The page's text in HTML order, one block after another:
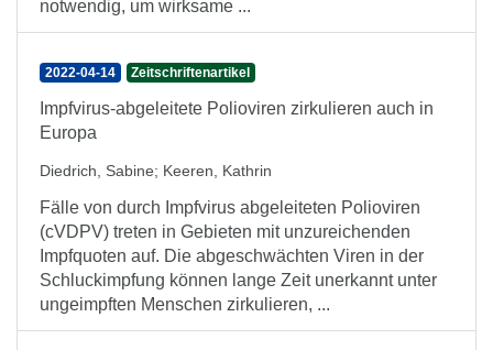
notwendig, um wirksame ...
2022-04-14 Zeitschriftenartikel
Impfvirus-abgeleitete Polioviren zirkulieren auch in
Europa
Diedrich, Sabine; Keeren, Kathrin
Fälle von durch Impfvirus abgeleiteten Polioviren
(cVDPV) treten in Gebieten mit unzureichenden
Impfquoten auf. Die abgeschwächten Viren in der
Schluckimpfung können lange Zeit unerkannt unter
ungeimpften Menschen zirkulieren, ...